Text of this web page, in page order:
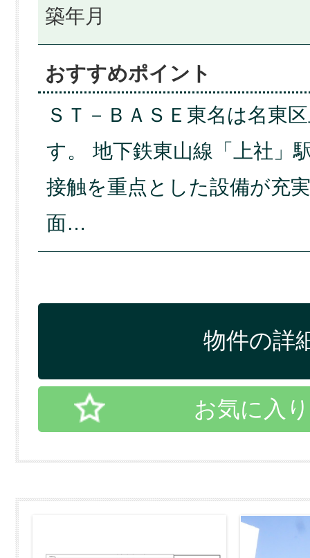
築年月
おすすめポイント
ＳＴ－ＢＡＳＥ東名は名東
す。 地下鉄東山線「上社」
接触を重点とした設備が充
面…
物件の詳
お気に入